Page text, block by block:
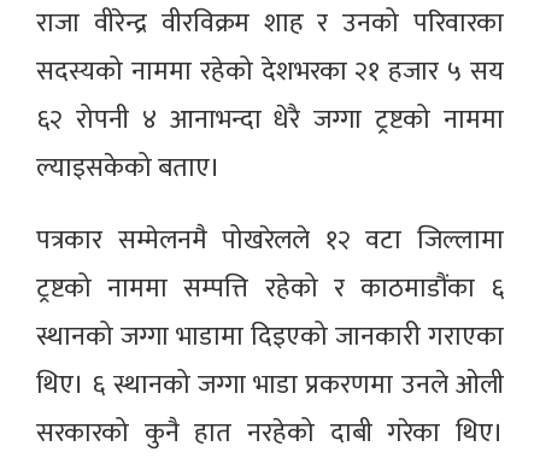
राजा वीरेन्द्र वीरविक्रम शाह र उनको परिवारका
सदस्यको नाममा रहेको देशभरका २१ हजार ५ सय
६२ रोपनी ४ आनाभन्दा धेरै जग्गा ट्रष्टको नाममा
ल्याइसकेको बताए।
पत्रकार सम्मेलनमै पोखरेलले १२ वटा जिल्लामा
ट्रष्टको नाममा सम्पत्ति रहेको र काठमाडौंका ६
स्थानको जग्गा भाडामा दिइएको जानकारी गराएका
थिए। ६ स्थानको जग्गा भाडा प्रकरणमा उनले ओली
सरकारको कुनै हात नरहेको दाबी गरेका थिए।